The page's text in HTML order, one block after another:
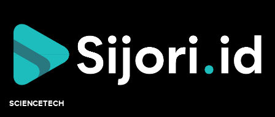
SCIENCETECH